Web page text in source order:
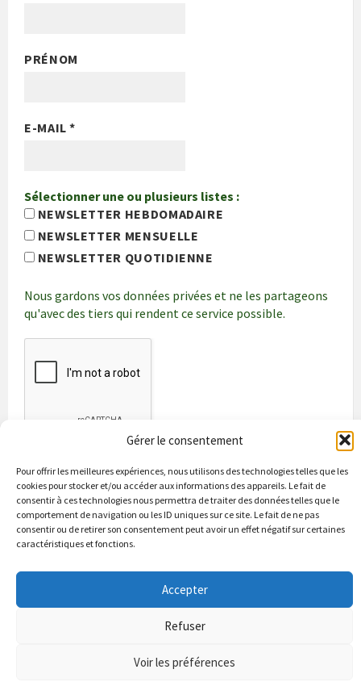
Gérer le consentement
Pour offrir les meilleures expériences, nous utilisons des technologies telles que les
cookies pour stocker et/ou accéder aux informations des appareils. Le fait de
consentir à ces technologies nous permettra de traiter des données telles que le
comportement de navigation ou les ID uniques sur ce site. Le fait de ne pas
consentir ou de retirer son consentement peut avoir un effet négatif sur certaines
caractéristiques et fonctions.
Accepter
Refuser
Voir les préférences
PRÉNOM
E-MAIL*
Sélectionner une ou plusieurs listes :
NEWSLETTER HEBDOMADAIRE
NEWSLETTER MENSUELLE
NEWSLETTER QUOTIDIENNE
Nous gardons vos données privées et ne les partageons
qu'avec des tiers qui rendent ce service possible.
Bienvenue à Puycapel La municipalité
Actualités
Les bonnes adresses
Contacts & renseignements
Conformité à la loi RGPD
Puycapel.fr utilise des cookies pour améliorer les performance et
votre usage du site web. nous présumons de votre accord pour